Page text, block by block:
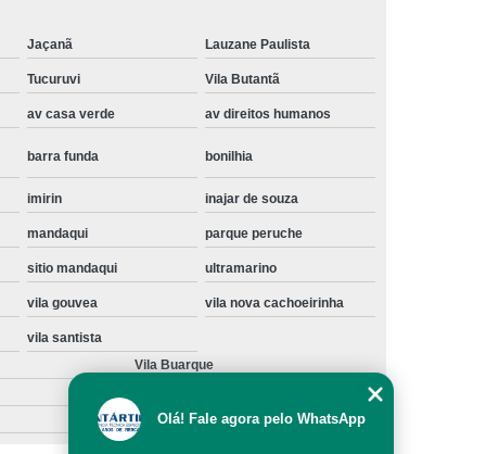
Instalação de Lava e Seca
Instalação de Maquina Lava e Seca
e Seca Samsung
Instalação Lava Seca
Maquina Lava e Seca Samsung
Samsung Instalação Lava e Seca
Manutenção de Fogão Cooktop
Manutenção em Fogão
Jaçanã Lauzane Paulista
Tucuruvi Vila Butantã
av casa verde av direitos humanos
barra funda bonilhia
imirin inajar de souza
mandaqui parque peruche
sitio mandaqui ultramarino
vila gouvea vila nova cachoeirinha
vila santista
Vila Buarque
Olá! Fale agora pelo WhatsApp